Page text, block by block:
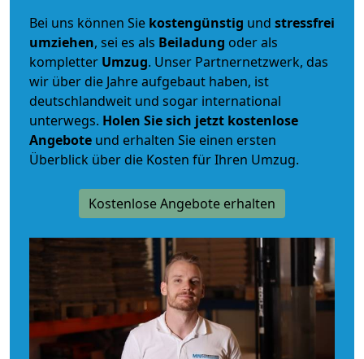
Bei uns können Sie kostengünstig und stressfrei
umziehen, sei es als Beiladung oder als
kompletter Umzug. Unser Partnernetzwerk, das
wir über die Jahre aufgebaut haben, ist
deutschlandweit und sogar international
unterwegs. Holen Sie sich jetzt kostenlose
Angebote und erhalten Sie einen ersten
Überblick über die Kosten für Ihren Umzug.
Kostenlose Angebote erhalten